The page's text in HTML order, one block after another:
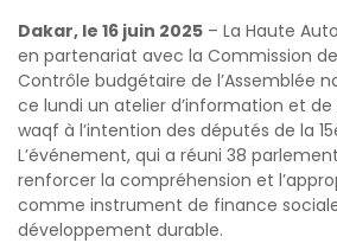
Dakar, le 16 juin 2025 – La Haute
en partenariat avec la Commission
Contrôle budgétaire de l’Assemblée
ce lundi un atelier d’information et de
waqf à l’intention des députés de la
L’événement, qui a réuni 38
renforcer la compréhension et
comme instrument de finance
développement durable.